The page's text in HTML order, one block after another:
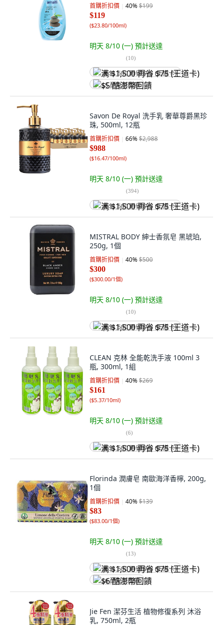
首購折扣價 40%$199
$119
($23.80/100ml)
明天 8/10 (一) 預計送達
(10)
满 $1,500 再省 $75 (王道卡)
$5 酷澎幣回饋
Savon De Royal 洗手乳 奢華尊爵黑珍
珠, 500ml, 12瓶
首購折扣價 66%$2,988
$988
($16.47/100ml)
明天 8/10 (一) 預計送達
(394)
满 $1,500 再省 $75 (王道卡)
MISTRAL BODY 紳士香氛皂 黑琥珀,
250g, 1個
首購折扣價 40%$500
$300
($300.00/1個)
明天 8/10 (一) 預計送達
(10)
满 $1,500 再省 $75 (王道卡)
CLEAN 克林 全能乾洗手液 100ml 3
瓶, 300ml, 1組
首購折扣價 40%$269
$161
($5.37/10ml)
明天 8/10 (一) 預計送達
(6)
满 $1,500 再省 $75 (王道卡)
Florinda 潤膚皂 南歐海洋香檸, 200g,
1個
首購折扣價 40%$139
$83
($83.00/1個)
明天 8/10 (一) 預計送達
(13)
满 $1,500 再省 $75 (王道卡)
$6 酷澎幣回饋
Jie Fen 潔芬生活 植物修復系列 沐浴
乳, 750ml, 2瓶